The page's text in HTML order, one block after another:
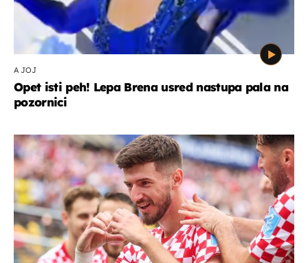
A JOJ
Opet isti peh! Lepa Brena usred nastupa pala na
pozornici